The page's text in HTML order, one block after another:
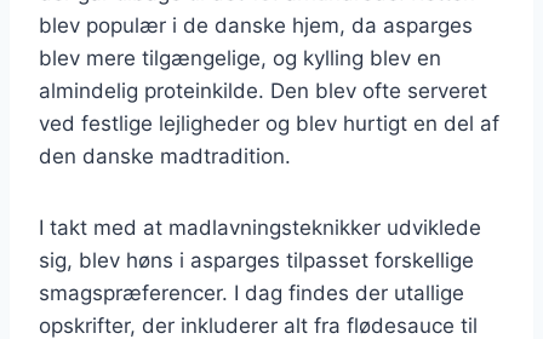
blev populær i de danske hjem, da asparges
blev mere tilgængelige, og kylling blev en
almindelig proteinkilde. Den blev ofte serveret
ved festlige lejligheder og blev hurtigt en del af
den danske madtradition.
I takt med at madlavningsteknikker udviklede
sig, blev høns i asparges tilpasset forskellige
smagspræferencer. I dag findes der utallige
opskrifter, der inkluderer alt fra flødesauce til